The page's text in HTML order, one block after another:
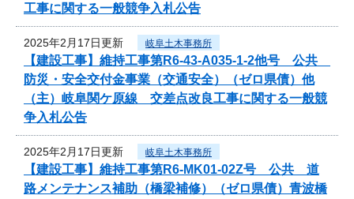
工事に関する一般競争入札公告
2025年2月17日更新 岐阜土木事務所
【建設工事】維持工事第R6-43-A035-1-2他号 公共
防災・安全交付金事業（交通安全）（ゼロ県債）他
（主）岐阜関ケ原線 交差点改良工事に関する一般競
争入札公告
2025年2月17日更新 岐阜土木事務所
【建設工事】維持工事第R6-MK01-02Z号 公共 道
路メンテナンス補助（橋梁補修）（ゼロ県債）青波橋